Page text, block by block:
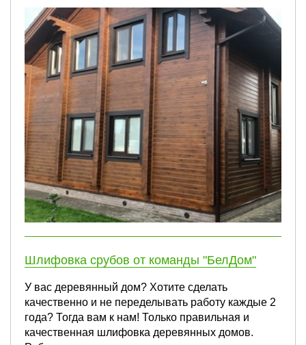
Шлифовка срубов от команды "БелДом"
У вас деревянный дом? Хотите сделать
качественно и не переделывать работу каждые 2
года? Тогда вам к нам! Только правильная и
качественная шлифовка деревянных домов.